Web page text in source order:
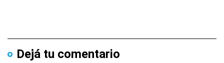
Dejá tu comentario